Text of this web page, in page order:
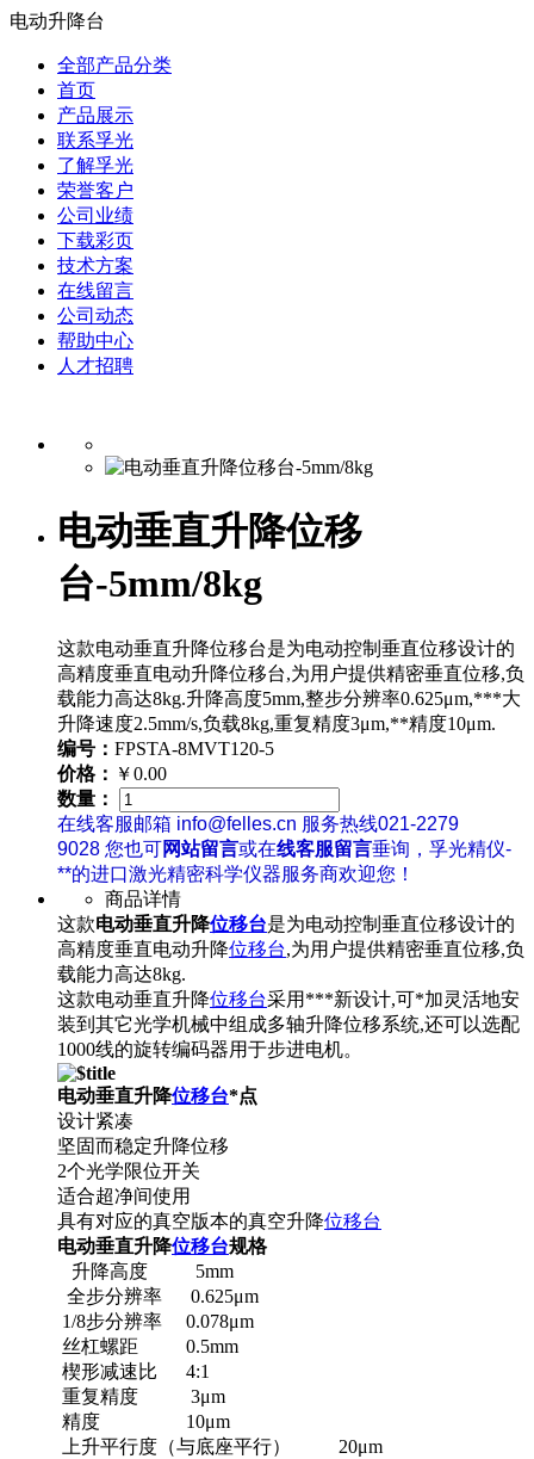
电动升降台
全部产品分类
首页
产品展示
联系孚光
了解孚光
荣誉客户
公司业绩
下载彩页
技术方案
在线留言
公司动态
帮助中心
人才招聘
电动垂直升降位移
台-5mm/8kg
这款电动垂直升降位移台是为电动控制垂直位移设计的
高精度垂直电动升降位移台,为用户提供精密垂直位移,负
载能力高达8kg.升降高度5mm,整步分辨率0.625μm,***大
升降速度2.5mm/s,负载8kg,重复精度3μm,**精度10μm.
编号： FPSTA-8MVT120-5
价格： ￥0.00
数量：
在线客服邮箱 info@felles.cn 服务热线021-2279
9028 您也可网站留言或在线客服留言垂询，孚光精仪-
**的进口激光精密科学仪器服务商欢迎您！
商品详情
这款电动垂直升降位移台是为电动控制垂直位移设计的
高精度垂直电动升降位移台,为用户提供精密垂直位移,负
载能力高达8kg.
这款电动垂直升降位移台采用***新设计,可*加灵活地安
装到其它光学机械中组成多轴升降位移系统,还可以选配
1000线的旋转编码器用于步进电机。
电动垂直升降位移台*点
设计紧凑
坚固而稳定升降位移
2个光学限位开关
适合超净间使用
具有对应的真空版本的真空升降位移台
电动垂直升降位移台规格
升降高度 5mm
全步分辨率 0.625μm
1/8步分辨率 0.078μm
丝杠螺距 0.5mm
楔形减速比 4:1
重复精度 3μm
精度 10μm
上升平行度（与底座平行） 20μm